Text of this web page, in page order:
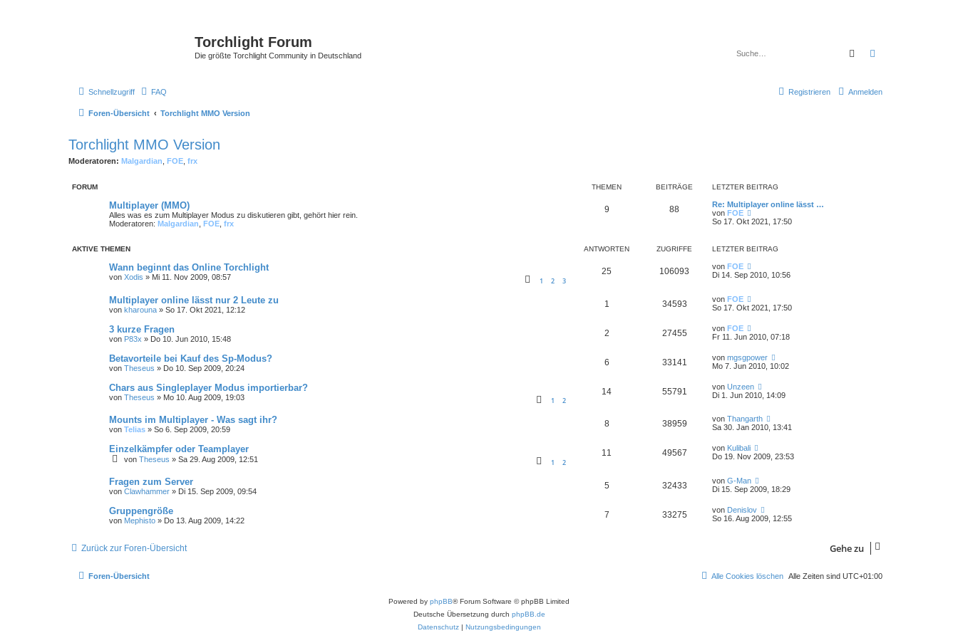
Torchlight Forum
Die größte Torchlight Community in Deutschland Suche
Schnellzugriff FAQ Anmelden
Registrieren
Foren-Übersicht Torchlight MMO Version
Torchlight MMO Version
Moderatoren: Malgardian FOE frx
FORUM THEMEN BEITRÄGE LETZTER BEITRAG
Multiplayer (MMO)
Alles was es zum Multiplayer Modus zu diskutieren gibt, gehört hier rein.
Moderatoren: Malgardian FOE frx
9 88
Re: Multiplayer online lässt …
von FOE
e
s
r
B
t
So 17. Okt 2021, 17:50
AKTIVE THEMEN ANTWORTEN ZUGRIFFE LETZTER BEITRAG
Wann beginnt das Online Torchlight
von Xodis » Mi 11. Nov 2009, 08:57 1 2 3
25 106093 von FOE
Di 14. Sep 2010, 10:56
Multiplayer online lässt nur 2 Leute zu
von kharouna » So 17. Okt 2021, 12:12
1 34593 von FOE
So 17. Okt 2021, 17:50
3 kurze Fragen
von P83x » Do 10. Jun 2010, 15:48
2 27455 von FOE
Fr 11. Jun 2010, 07:18
Betavorteile bei Kauf des Sp-Modus?
von Theseus » Do 10. Sep 2009, 20:24
6 33141 von mgsgpower
Mo 7. Jun 2010, 10:02
Chars aus Singleplayer Modus importierbar?
von Theseus » Mo 10. Aug 2009, 19:03 1 2
14 55791 von Unzeen
Di 1. Jun 2010, 14:09
Mounts im Multiplayer - Was sagt ihr?
von Telias » So 6. Sep 2009, 20:59
8 38959 von Thangarth
Sa 30. Jan 2010, 13:41
Einzelkämpfer oder Teamplayer
von Theseus » Sa 29. Aug 2009, 12:51 1 2
11 49567 von Kulibali
Do 19. Nov 2009, 23:53
Fragen zum Server
von Clawhammer » Di 15. Sep 2009, 09:54
5 32433 von G-Man
Di 15. Sep 2009, 18:29
Gruppengröße
von Mephisto » Do 13. Aug 2009, 14:22
7 33275 von Denislov
So 16. Aug 2009, 12:55
Zurück zur Foren-Übersicht Gehe zu
Foren-Übersicht Alle Zeiten sind UTC+01:00
Alle Cookies löschen
Powered by phpBB® Forum Software © phpBB Limited
Deutsche Übersetzung durch phpBB.de
Datenschutz| Nutzungsbedingungen